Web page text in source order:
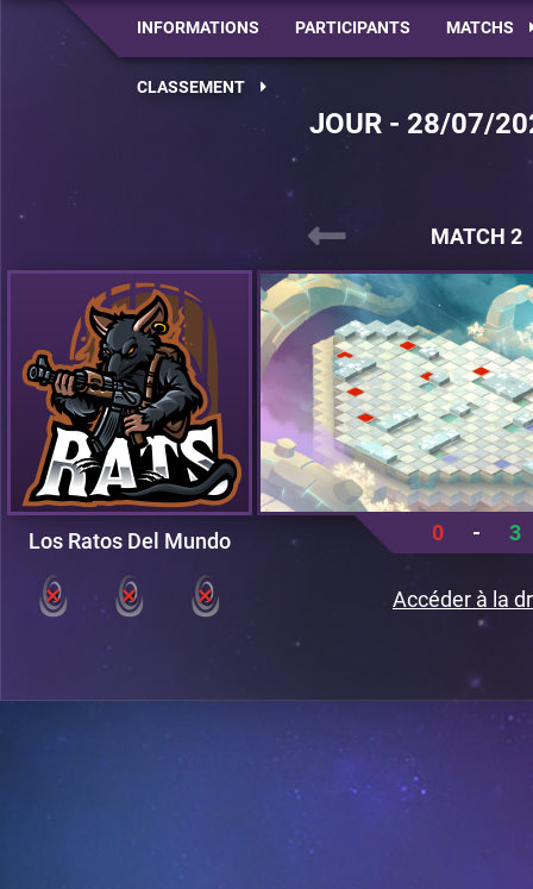
INFORMATIONS PARTICIPANTS MATCHS
CLASSEMENT
JOUR - 28/07/
MATCH 2
Los Ratos Del Mundo 0 - 3
Accéder à la